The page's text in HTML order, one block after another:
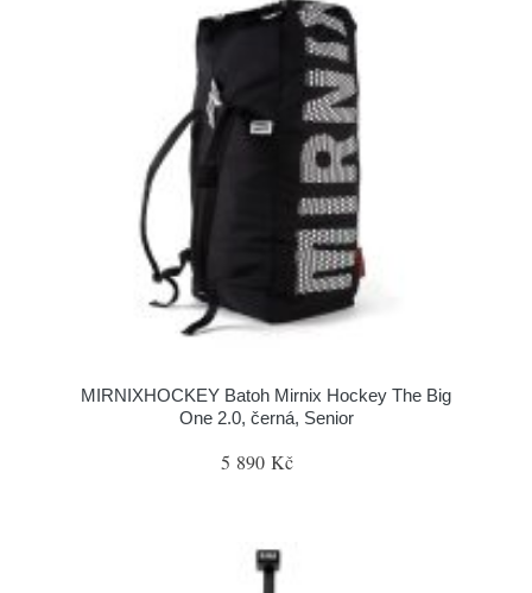
MIRNIXHOCKEY Batoh Mirnix Hockey The Big
One 2.0, černá, Senior
5 890 Kč